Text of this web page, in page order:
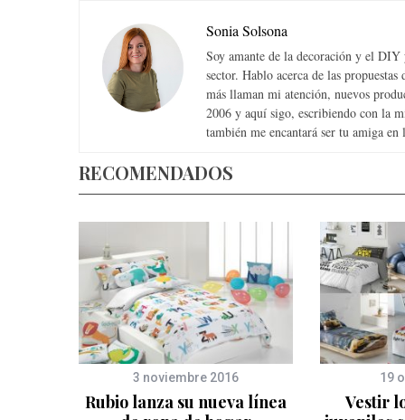
Sonia Solsona
Soy amante de la decoración y el DIY
sector. Hablo acerca de las
más llaman mi atención, nuevos
2006 y aquí sigo, escribiendo con la
también me encantará ser tu amiga en
RECOMENDADOS
3 noviembre 2016
Rubio lanza su nueva línea
19
Vestir